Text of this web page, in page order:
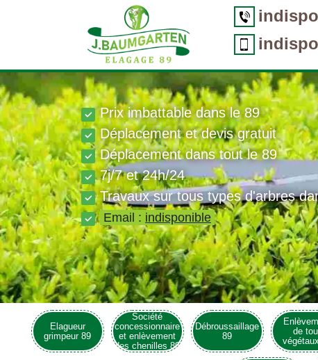
Prix imbattable dans le 89
Déplacement et devis gratuit
Déplacement dans tout le 89
7j/7 et 24h/24
Travaux sur tous types d'arbres
Email : indisponible
Elagueur
grimpeur 89
Société
concessionnaire
et enlèvement
des chenilles 89
Débroussaillage
89
de